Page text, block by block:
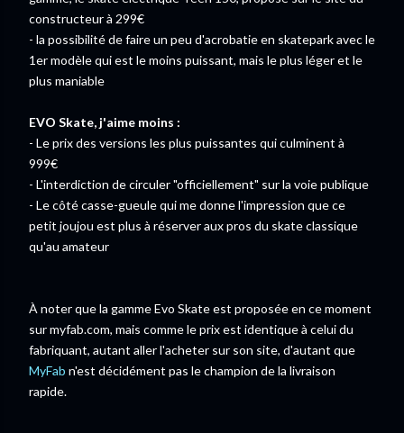
constructeur à 299€
- la possibilité de faire un peu d'acrobatie en skatepark avec le
1er modèle qui est le moins puissant, mais le plus léger et le
plus maniable
EVO Skate, j'aime moins :
- Le prix des versions les plus puissantes qui culminent à
999€
- L'interdiction de circuler "officiellement" sur la voie publique
- Le côté casse-gueule qui me donne l'impression que ce
petit joujou est plus à réserver aux pros du skate classique
qu'au amateur
À noter que la gamme Evo Skate est proposée en ce moment
sur myfab.com, mais comme le prix est identique à celui du
fabriquant, autant aller l'acheter sur son site, d'autant que
MyFab n'est décidément pas le champion de la livraison
rapide.